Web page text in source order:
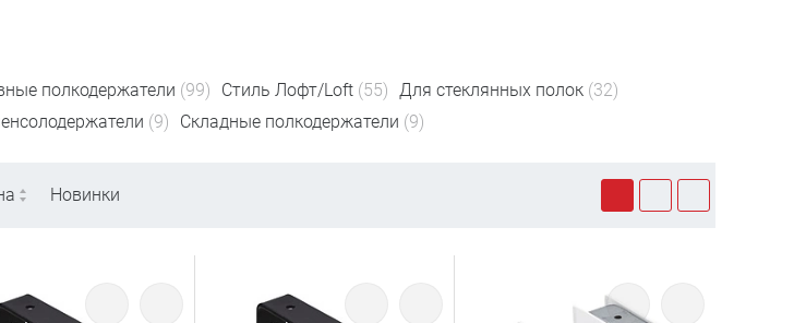
полкодержатели (99) Стиль Лофт/Loft (55) Для стеклянных полок (32)
(9) Складные полкодержатели (9)
Новинки